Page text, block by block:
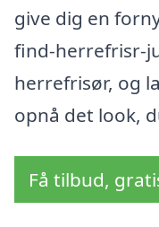
give dig en
find-herrefrisr-
herrefrisør, og
opnå det look,
Få tilbud,